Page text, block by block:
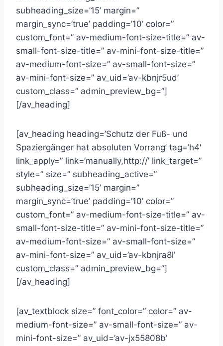
subheading_size=’15’ margin=”
margin_sync=’true’ padding=’10’ color=”
custom_font=” av-medium-font-size-title=” av-
small-font-size-title=” av-mini-font-size-title=”
av-medium-font-size=” av-small-font-size=”
av-mini-font-size=” av_uid=’av-kbnjr5ud’
custom_class=” admin_preview_bg=”]
[/av_heading]
[av_heading heading=’Schutz der Fuß- und
Spaziergänger hat absoluten Vorrang’ tag=’h4′
link_apply=” link=’manually,http://’ link_target=”
style=” size=” subheading_active=”
subheading_size=’15’ margin=”
margin_sync=’true’ padding=’10’ color=”
custom_font=” av-medium-font-size-title=” av-
small-font-size-title=” av-mini-font-size-title=”
av-medium-font-size=” av-small-font-size=”
av-mini-font-size=” av_uid=’av-kbnjra8l’
custom_class=” admin_preview_bg=”]
[/av_heading]
[av_textblock size=” font_color=” color=” av-
medium-font-size=” av-small-font-size=” av-
mini-font-size=” av_uid=’av-jx55808b’